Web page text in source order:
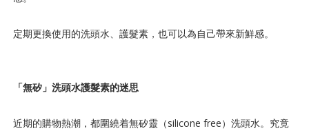
定期更換使用的洗頭水、護髮素，也可以為自己帶來新鮮感。
「無矽」洗頭水護髮素的迷思
近期的購物熱潮，都圍繞着無矽靈（silicone free）洗頭水。究竟